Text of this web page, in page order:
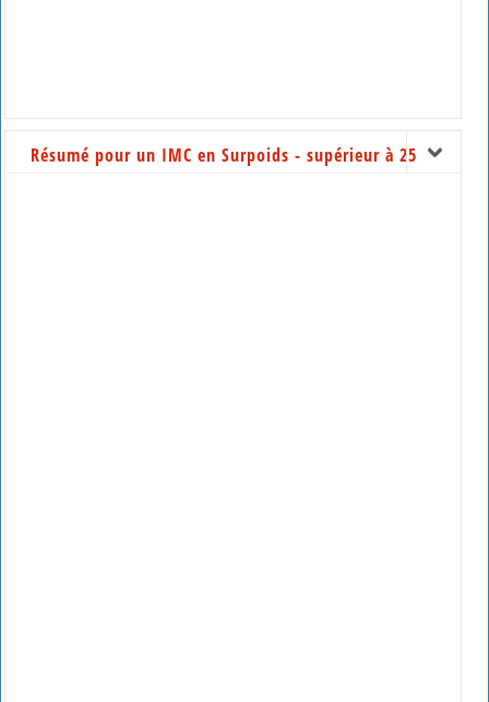
Résumé pour un IMC en Surpoids - supérieur à 25